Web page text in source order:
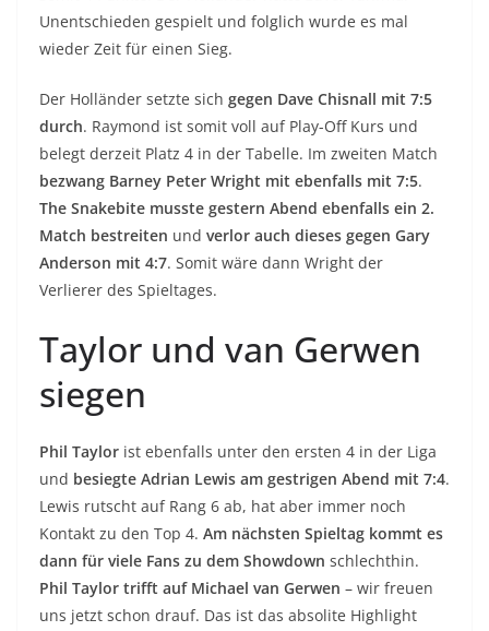
Unentschieden gespielt und folglich wurde es mal
wieder Zeit für einen Sieg.
Der Holländer setzte sich gegen Dave Chisnall mit 7:5
durch. Raymond ist somit voll auf Play-Off Kurs und
belegt derzeit Platz 4 in der Tabelle. Im zweiten Match
bezwang Barney Peter Wright mit ebenfalls mit 7:5.
The Snakebite musste gestern Abend ebenfalls ein 2.
Match bestreiten und verlor auch dieses gegen Gary
Anderson mit 4:7. Somit wäre dann Wright der
Verlierer des Spieltages.
Taylor und van Gerwen
siegen
Phil Taylor ist ebenfalls unter den ersten 4 in der Liga
und besiegte Adrian Lewis am gestrigen Abend mit 7:4.
Lewis rutscht auf Rang 6 ab, hat aber immer noch
Kontakt zu den Top 4. Am nächsten Spieltag kommt es
dann für viele Fans zu dem Showdown schlechthin.
Phil Taylor trifft auf Michael van Gerwen – wir freuen
uns jetzt schon drauf. Das ist das absolite Highlight